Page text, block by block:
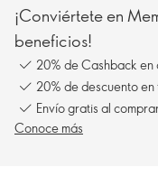
¡Conviértete en
beneficios!
20% de Cashback
20% de descuento
Envío gratis al
Conoce más